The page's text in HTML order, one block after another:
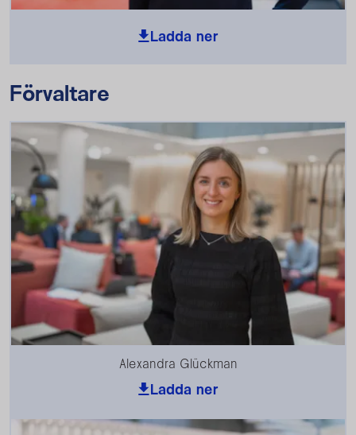
Ladda ner
Förvaltare
Alexandra Glückman
Ladda ner